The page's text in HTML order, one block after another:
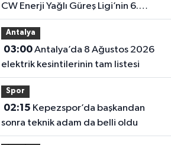
CW Enerji Yağlı Güreş Ligi’nin 6.
Etabı öncesi nefesler tutuldu
Antalya
03:00Antalya’da 8 Ağustos 2026
elektrik kesintilerinin tam listesi
Spor
02:15
sonra teknik adam da belli oldu